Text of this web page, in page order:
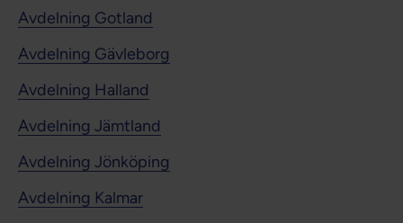
Avdelning Gotland
Avdelning Gävleborg
Avdelning Halland
Avdelning Jämtland
Avdelning Jönköping
Avdelning Kalmar